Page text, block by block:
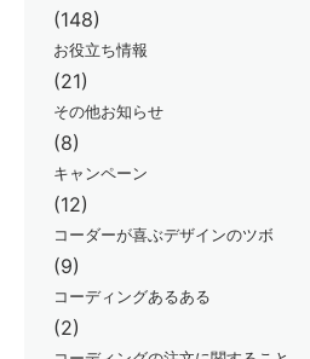
(148)
お役立ち情報
(21)
その他お知らせ
(8)
キャンペーン
(12)
コーダーが喜ぶデザインのツボ
(9)
コーディングあるある
(2)